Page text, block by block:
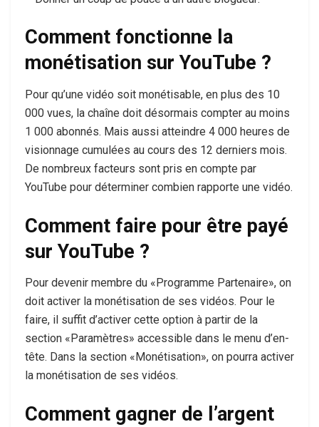
Comment fonctionne la
monétisation sur YouTube ?
Pour qu’une vidéo soit monétisable, en plus des 10
000 vues, la chaîne doit désormais compter au moins
1 000 abonnés. Mais aussi atteindre 4 000 heures de
visionnage cumulées au cours des 12 derniers mois.
De nombreux facteurs sont pris en compte par
YouTube pour déterminer combien rapporte une vidéo.
Comment faire pour être payé
sur YouTube ?
Pour devenir membre du «Programme Partenaire», on
doit activer la monétisation de ses vidéos. Pour le
faire, il suffit d’activer cette option à partir de la
section «Paramètres» accessible dans le menu d’en-
tête. Dans la section «Monétisation», on pourra activer
la monétisation de ses vidéos.
Comment gagner de l’argent